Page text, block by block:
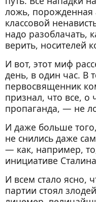
ложь, порожденная
классовой
надо разоблачать,
верить, носителей
И вот, этот миф
день, в один час. В
первосвященник
признал, что все, о
пропаганда, — не
И даже больше
не снились даже
— как, например,
инициативе
И всем стало ясно,
партии стоял